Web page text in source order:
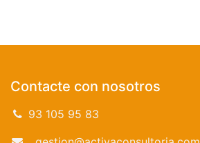
Contacte con nosotros
93 105 95 83